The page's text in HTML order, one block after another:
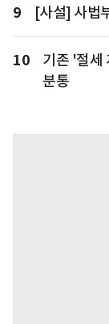
9 [사설] 사법
10
기존 '절세
분통